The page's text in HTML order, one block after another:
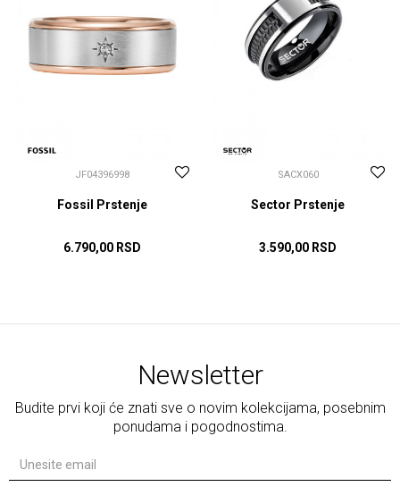
JF04396998
Fossil Prstenje
6.790,00 RSD
SACX060
Sector Prstenje
3.590,00 RSD
Newsletter
Budite prvi koji će znati sve o novim kolekcijama, posebnim
ponudama i pogodnostima.